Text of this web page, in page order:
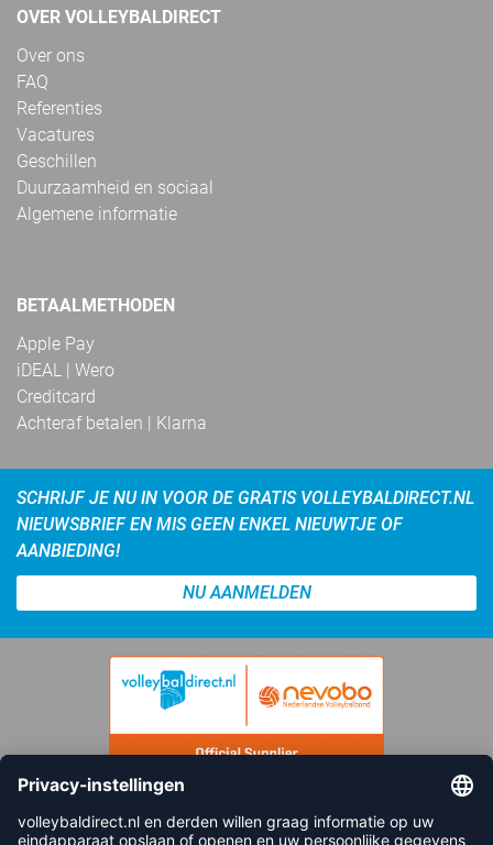
OVER VOLLEYBALDIRECT
Over ons
FAQ
Referenties
Vacatures
Geschillen
Duurzaamheid en sociaal
Algemene informatie
BETAALMETHODEN
Apple Pay
iDEAL | Wero
Creditcard
Achteraf betalen | Klarna
SCHRIJF JE NU IN VOOR DE GRATIS VOLLEYBALDIRECT.NL
NIEUWSBRIEF EN MIS GEEN ENKEL NIEUWTJE OF
AANBIEDING!
NU AANMELDEN